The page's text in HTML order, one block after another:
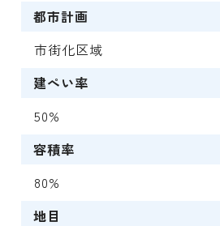
都市計画
市街化区域
建ぺい率
50%
容積率
80%
地目